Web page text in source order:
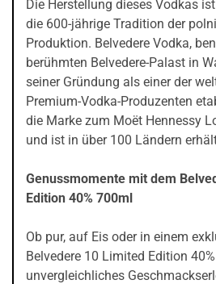
Die Herstellung dieses Vodkas
die 600-jährige Tradition der
Produktion. Belvedere Vodka,
berühmten Belvedere-Palast in
seiner Gründung als einer der
Premium-Vodka-Produzenten
die Marke zum Moët Hennessy
und ist in über 100 Ländern
Genussmomente mit dem
Edition 40% 700ml
Ob pur, auf Eis oder in einem
Belvedere 10 Limited Edition
unvergleichliches